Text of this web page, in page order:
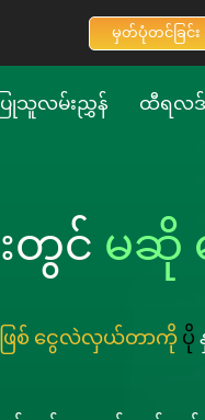
မှတ်ပုံတင်ခြင်း
ြုသူလမ်းညွှန် ထီရလဒ်မ
တွင် မဆို
ြစ်ဖြစ် ငွေလဲလှယ်တာကို ပို